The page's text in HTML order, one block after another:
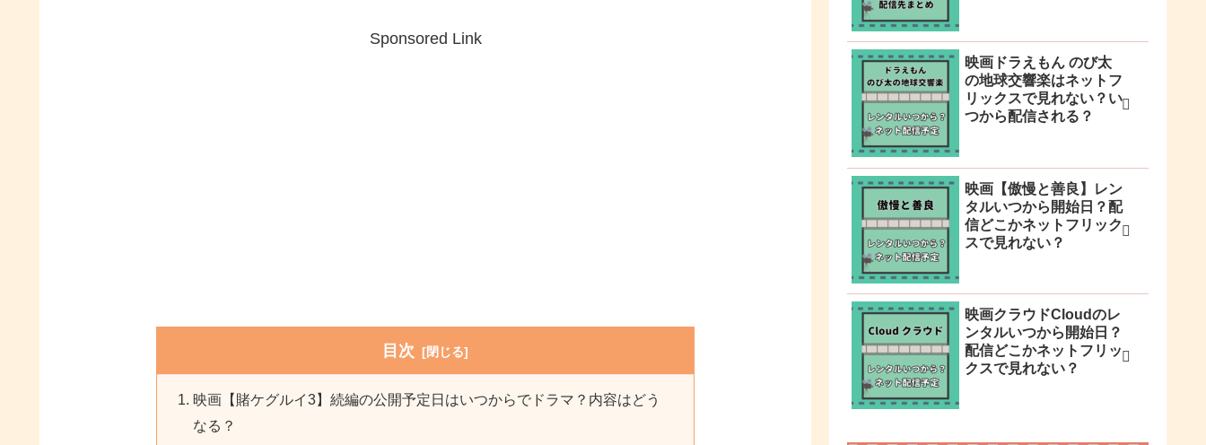
Sponsored Link
目次
映画【賭ケグルイ3】続編の公開予定日はいつからでドラマ？内容はどう
なる？
映画ドラえもん のび太
の地球交響楽はネットフ
リックスで見れない？い
つから配信される？
映画【傲慢と善良】レン
タルいつから開始日？配
信どこかネットフリック
スで見れない？
映画クラウドCloudのレ
ンタルいつから開始日？
配信どこかネットフリッ
クスで見れない？